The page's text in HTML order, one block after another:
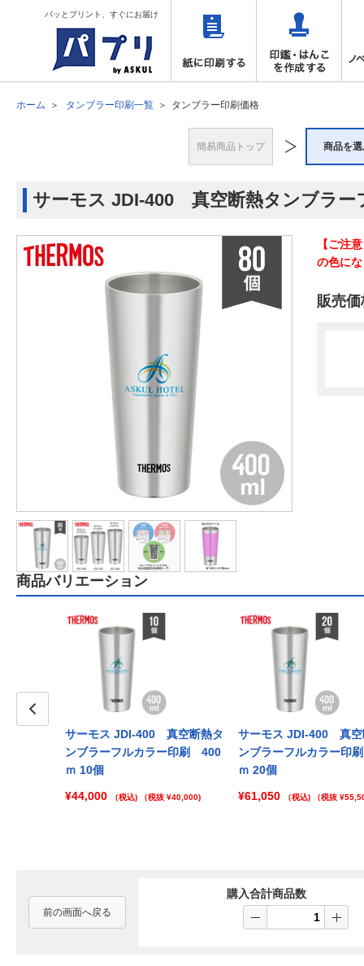
パッとプリント、すぐにお届け
ホーム タンブラー印刷一覧 タンブラー印刷価格
簡易商品トップ 商品を
サーモス JDI-400 真空断熱タンブラ
【ご注
の色に
販売価
商品バリエーション
サーモス JDI-400 真空断熱タ
ンブラーフルカラー印刷 400
ｍ 10個
¥44,000
（税込) （税抜 ¥40,000)
サーモス JDI-400 真空
ンブラーフルカラー印
ｍ 20個
¥61,050
（税込) （税抜
前の画面へ戻る
購入合計商品数